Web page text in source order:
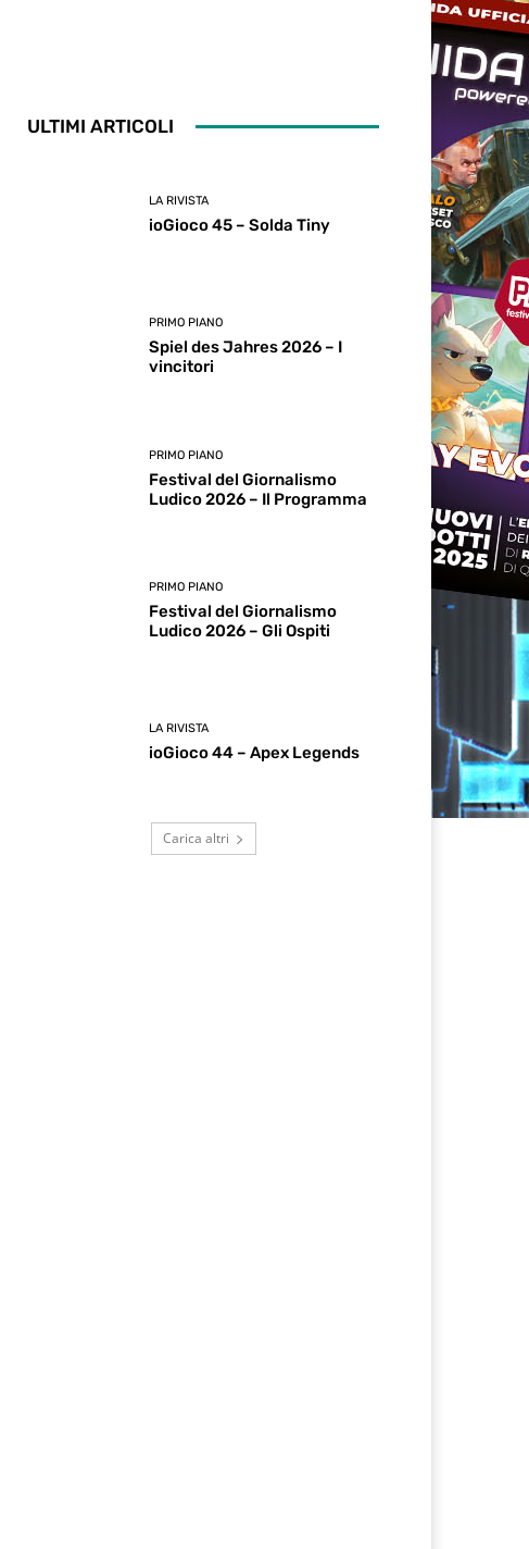
ULTIMI ARTICOLI
LA RIVISTA
ioGioco 45 – Solda Tiny
PRIMO PIANO
Spiel des Jahres 2026 – I
vincitori
PRIMO PIANO
Festival del Giornalismo
Ludico 2026 – Il Programma
PRIMO PIANO
Festival del Giornalismo
Ludico 2026 – Gli Ospiti
LA RIVISTA
ioGioco 44 – Apex Legends
Carica altri